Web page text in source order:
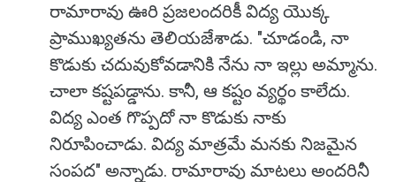
రామారావు ఊరి ప్రజలందరికీ విద్య యొక్క
ప్రాముఖ్యతను తెలియజేశాడు. "చూడండి, నా
కొడుకు చదువుకోవడానికి నేను నా ఇల్లు అమ్మాను.
చాలా కష్టపడ్డాను. కానీ, ఆ కష్టం వ్యర్థం కాలేదు.
విద్య ఎంత గొప్పదో నా కొడుకు నాకు
నిరూపించాడు. విద్య మాత్రమే మనకు నిజమైన
సంపద" అన్నాడు. రామారావు మాటలు అందరినీ